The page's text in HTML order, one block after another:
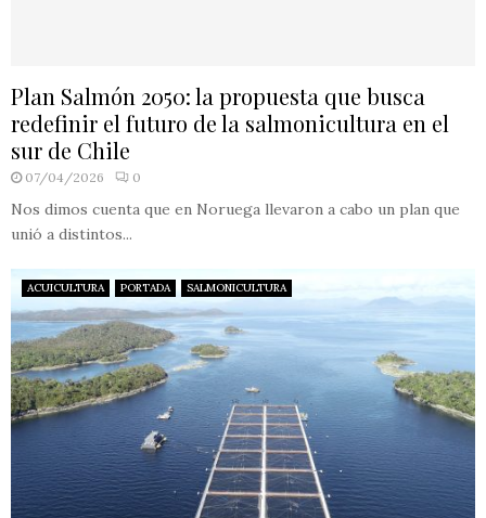
Plan Salmón 2050: la propuesta que busca
redefinir el futuro de la salmonicultura en el
sur de Chile
07/04/2026 0
Nos dimos cuenta que en Noruega llevaron a cabo un plan que
unió a distintos...
ACUICULTURA PORTADA SALMONICULTURA